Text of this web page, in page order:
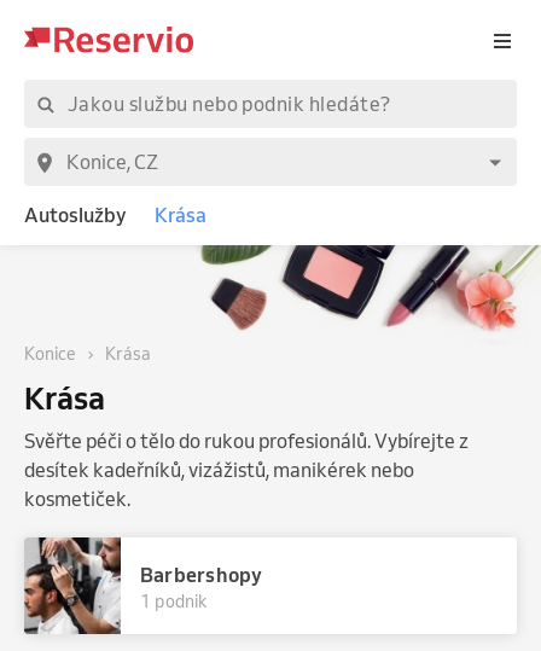
Autoslužby Krása
Konice Krása
Krása
Svěřte péči o tělo do rukou profesionálů. Vybírejte z
desítek kadeřníků, vizážistů, manikérek nebo
kosmetiček.
Barbershopy
1 podnik